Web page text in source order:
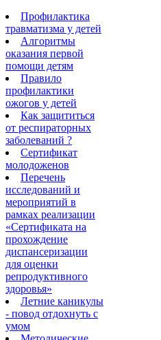
Профилактика
травматизма у детей
Алгоритмы
оказания первой
помощи детям
Правило
профилактики
ожогов у детей
Как защититься
от респираторных
заболеваний ?
Сертификат
молодоженов
Перечень
исследований и
мероприятий в
рамках реализации
«Сертификата на
прохождение
диспансеризации
для оценки
репродуктивного
здоровья»
Летние каникулы
- повод отдохнуть с
умом